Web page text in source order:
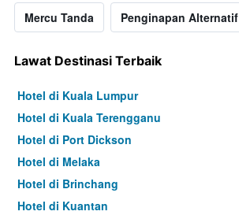
Mercu Tanda Penginapan Alternatif
Lawat Destinasi Terbaik
Hotel di Kuala Lumpur
Hotel di Kuala Terengganu
Hotel di Port Dickson
Hotel di Melaka
Hotel di Brinchang
Hotel di Kuantan